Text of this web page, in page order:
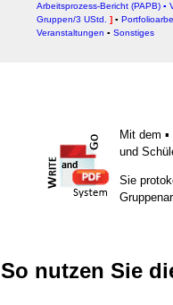
Arbeitsprozess-Bericht (PAPB) ▪
Gruppen/3 UStd.
] ▪
Veranstaltungen ▪ Sonstiges
Mit dem ▪
und
Sie
So nutzen Sie